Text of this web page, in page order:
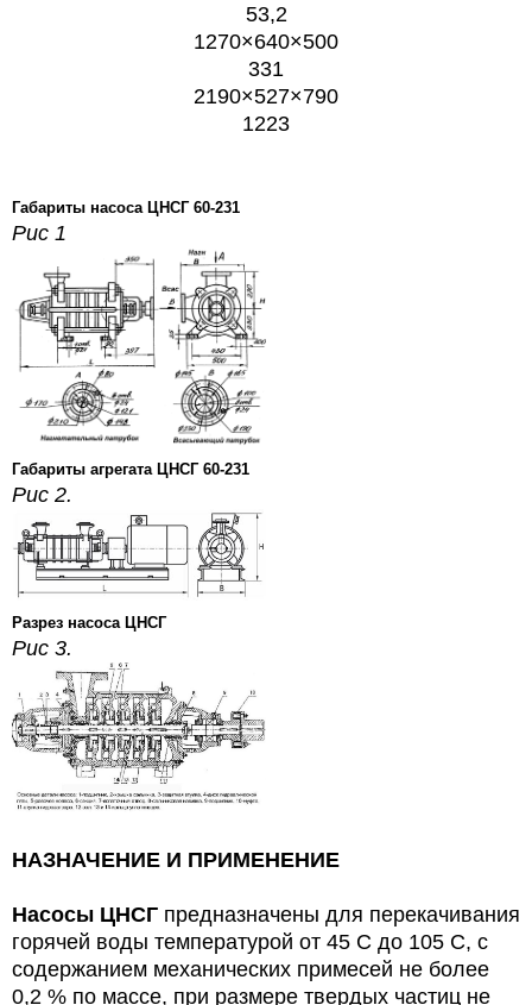
53,2
1270×640×500
331
2190×527×790
1223
Габариты насоса ЦНСГ 60-231
Рис 1
Габариты агрегата ЦНСГ 60-231
Рис 2.
Разрез насоса ЦНСГ
Рис 3.
НАЗНАЧЕНИЕ И ПРИМЕНЕНИЕ
Насосы ЦНСГ предназначены для перекачивания
горячей воды температурой от 45 С до 105 С, с
содержанием механических примесей не более
0,2 % по массе, при размере твердых частиц не